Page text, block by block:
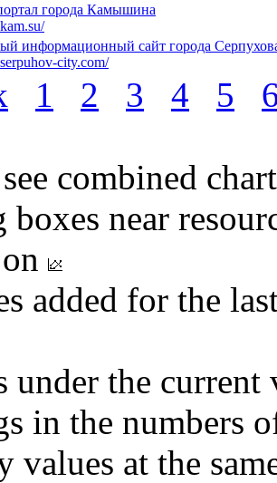
города Камышина
информационный сайт города
city.com/
1 2 3 4 5
combined
boxes near
added for the
under the
in the numbers
values at the